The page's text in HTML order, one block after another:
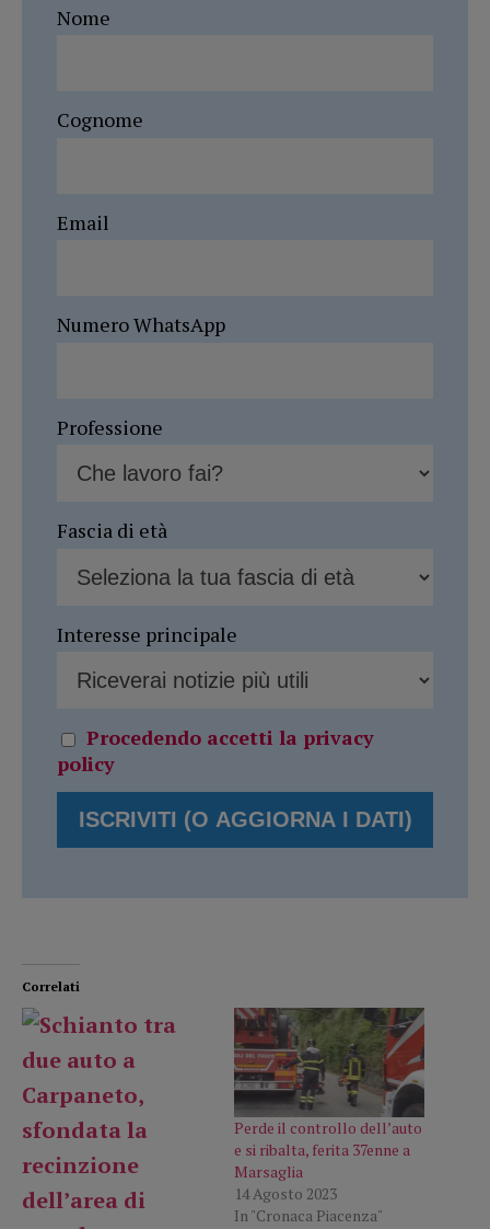
Nome
Cognome
Email
Numero WhatsApp
Professione
Fascia di età
Interesse principale
Procedendo accetti la privacy
policy
Correlati
Perde il controllo dell’auto
e si ribalta, ferita 37enne a
Marsaglia
14 Agosto 2023
In "Cronaca Piacenza"